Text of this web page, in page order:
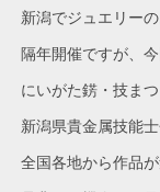
新潟でジュエリー
隔年開催ですが、
にいがた錺・技まつ
新潟県貴金属技能
全国各地から作品